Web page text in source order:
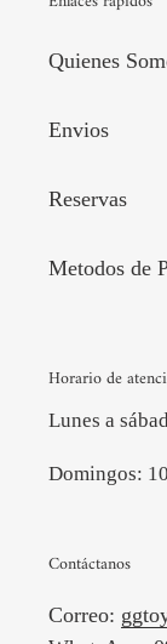
Quienes
Envios
Reservas
Metodos de
Horario de
Lunes a
Domingos:
Contáctanos
Correo: